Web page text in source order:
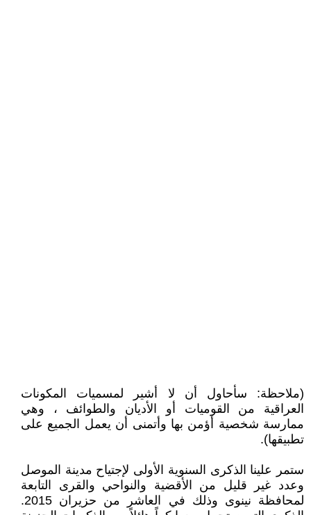
(ملاحظة: سأحاول أن لا أشير لمسميات المكونات
العراقية من القوميات أو الأديان والطوائف ، وهي
ممارسة شخصية أؤمن بها وأتمنى أن يعمل الجميع على
تطبيقها).
ستمر علينا الذكرى السنوية الأولى لإجتياح مدينة الموصل
وعدد غير قليل من الأقضية والنواحي والقرى التابعة
لمحافظة نينوى وذلك في العاشر من حزيران 2015.